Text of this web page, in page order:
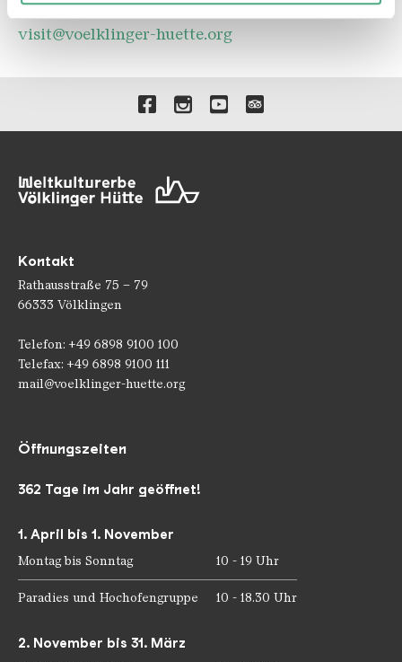
weiteren Daten zusammen, die Sie ihnen bereitgestellt
haben oder die sie im Rahmen Ihrer Nutzung der Dienste
Telefon: +49 6898 - 9 100 100
visit@voelklinger-huette.org
Verlinkungen zu unseren
Kontakt
Rathausstraße 75 – 79
66333 Völklingen
Telefon: +49 6898 9100 100
Telefax: +49 6898 9100 111
mail@voelklinger-huette.org
Öffnungszeiten
362 Tage im Jahr geöffnet!
1. April bis 1. November
Montag bis Sonntag 10 - 19 Uhr
Paradies und Hochofengruppe 10 - 18.30 Uhr
2. November bis 31. März